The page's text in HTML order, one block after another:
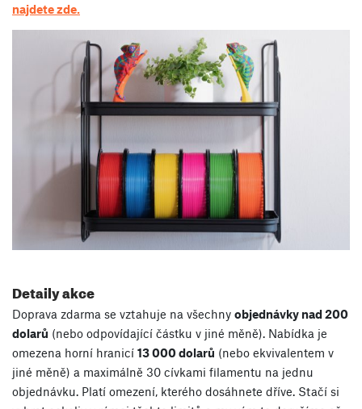
najdete zde.
Detaily akce
Doprava zdarma se vztahuje na všechny objednávky nad 200
dolarů (nebo odpovídající částku v jiné měně). Nabídka je
omezena horní hranicí 13 000 dolarů (nebo ekvivalentem v
jiné měně) a maximálně 30 cívkami filamentu na jednu
objednávku. Platí omezení, kterého dosáhnete dříve. Stačí si